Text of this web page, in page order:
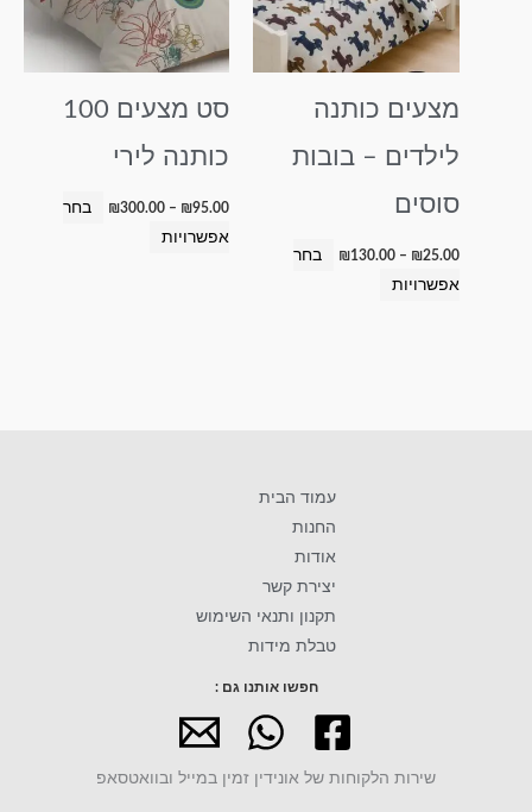
מצעים כותנה
לילדים – בובות
סוסים
₪25.00
–
₪130.00
בחר
אפשרויות
סוגים.
ניתן
את
בעמוד
סט מצעים 100
כותנה לירי
₪95.00
–
₪300.00
בחר
אפשרויות
סוגים.
ניתן
את
בעמוד
המוצר
עמוד הבית
החנות
אודות
יצירת קשר
תקנון ותנאי השימוש
טבלת מידות
חפשו אותנו גם :
שירות הלקוחות של אונידין זמין במייל ובוואטסאפ